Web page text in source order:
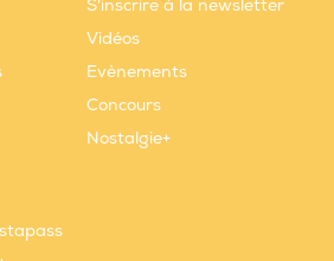
S'inscrire à la newsletter
Vidéos
Evènements
Concours
Nostalgie+